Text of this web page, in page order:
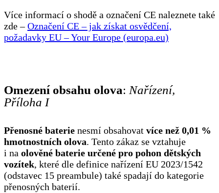
Více informací o shodě a označení CE naleznete také
zde –Označení CE – jak získat osvědčení,
požadavky EU – Your Europe (europa.eu)
Omezení obsahu olova: Nařízení,
Příloha I
Přenosné baterie nesmí obsahovat více než 0,01 %
hmotnostních olova. Tento zákaz se vztahuje
i na olověné baterie určené pro pohon dětských
vozítek, které dle definice nařízení EU 2023/1542
(odstavec 15 preambule) také spadají do kategorie
přenosných baterií.